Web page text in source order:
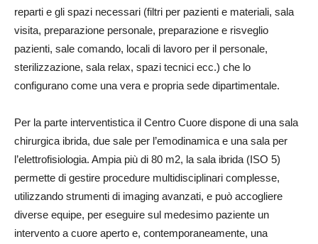
reparti e gli spazi necessari (filtri per pazienti e materiali, sala
visita, preparazione personale, preparazione e risveglio
pazienti, sale comando, locali di lavoro per il personale,
sterilizzazione, sala relax, spazi tecnici ecc.) che lo
configurano come una vera e propria sede dipartimentale.
Per la parte interventistica il Centro Cuore dispone di una sala
chirurgica ibrida, due sale per l’emodinamica e una sala per
l’elettrofisiologia. Ampia più di 80 m2, la sala ibrida (ISO 5)
permette di gestire procedure multidisciplinari complesse,
utilizzando strumenti di imaging avanzati, e può accogliere
diverse equipe, per eseguire sul medesimo paziente un
intervento a cuore aperto e, contemporaneamente, una